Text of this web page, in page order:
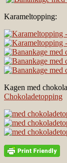
Karameltopping:
Kagen med
Chokoladetopping